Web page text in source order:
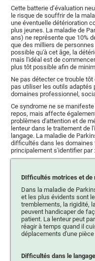
Cette batterie d’évaluation
le risque de souffrir de la
une éventuelle détérioration
plus jeunes. La maladie de
ans) ne représente que 10%
que des milliers de
possible qu'à cet âge, la
mais l'idéal est de
plus tôt possible afin de
Ne pas détecter ce trouble
pas utiliser les outils adaptés
domaines professionnel,
Ce syndrome ne se
repos, mais affecte
problèmes d'attention et de
lenteur dans le traitement de
langage. La maladie de
difficultés dans les domaines
principalement s'identifier par :
DIfficultés motrices et de
Dans la maladie de
et les plus évidents sont
tremblements, la rigidité,
peuvent handicaper de
patient. La lenteur peut
réagir à temps quand il
déplacements d'une pièce
Difficultés dans le langage